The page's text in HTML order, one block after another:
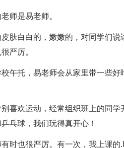
师是易老师。
肤白白的，嫩嫩的，对同学们
严厉。
午托，易老师会从家里带一些
喜欢运动，经常组织班上的同
乓球，我们玩得真开心！
时也很严厉。有一次，我上课